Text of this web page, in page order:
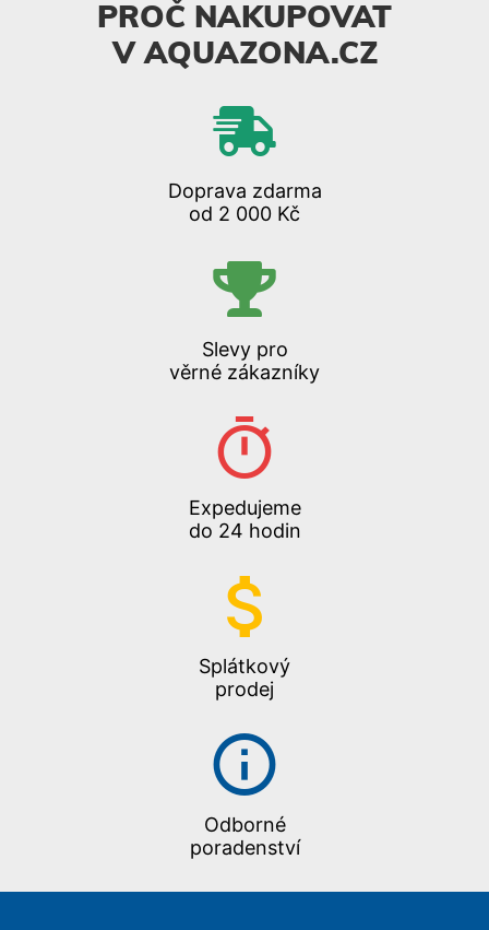
PROČ NAKUPOVAT
V AQUAZONA.CZ
Doprava zdarma
od 2 000 Kč
Slevy pro
věrné zákazníky
Expedujeme
do 24 hodin
Splátkový
prodej
Odborné
poradenství